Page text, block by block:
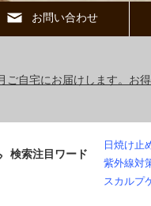
お問い合わせ
自宅にお届けします。お
検索注目ワード
日焼け止
紫外線対
スカルプ